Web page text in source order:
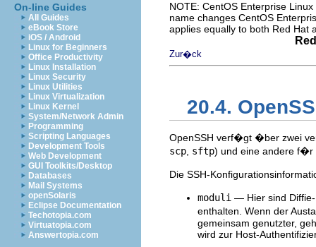
On-line Guides
All Guides
eBook Store
iOS / Android
Linux for Beginners
Office Productivity
Linux Installation
Linux Security
Linux Utilities
Linux Virtualization
Linux Kernel
System/Network Admin
Programming
Scripting Languages
Development Tools
Web Development
GUI Toolkits/Desktop
Databases
Mail Systems
openSolaris
Eclipse Documentation
Techotopia.com
Virtuatopia.com
Answertopia.com
NOTE: CentOS Enterprise
name changes CentOS
applies equally to both Red Hat
Zur�ck
20.4.
OpenSSH verf�gt �ber zwei
scp sftp) und eine andere f�r
Die SSH-
moduli — Hier sind
enthalten. Wenn der
gemeinsam genutzter,
wird zur Host-